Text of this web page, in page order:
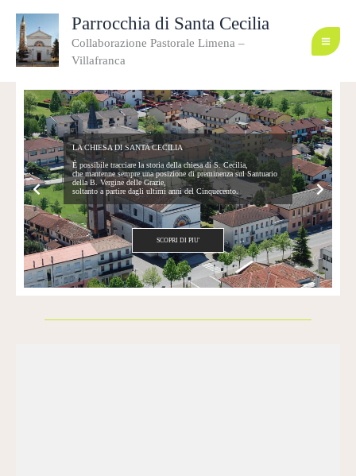
contenuto
Parrocchia di Santa Cecilia
Collaborazione Pastorale Limena –
Villafranca
LA CHIESA DI SANTA CECILIA
È possibile tracciare la storia della chiesa di S. Cecilia,
che mantenne sempre una posizione di preminenza sul Santuario
della B. Vergine delle Grazie,
soltanto a partire dagli ultimi anni del Cinquecento.
SCOPRI DI PIU'